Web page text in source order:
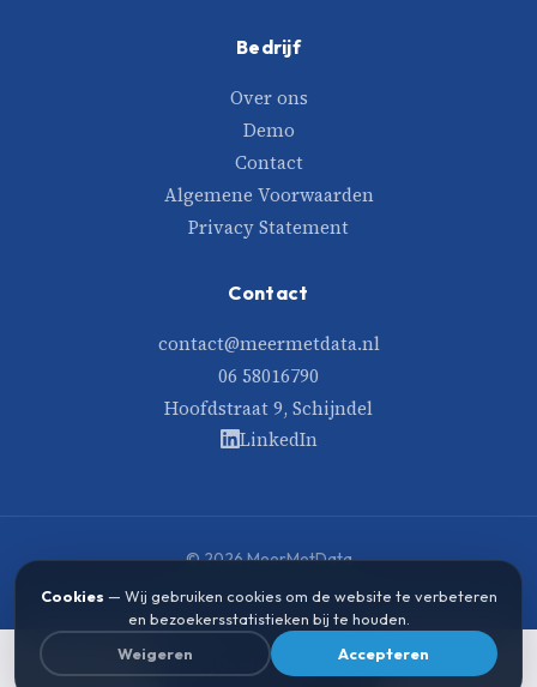
Bedrijf
Over ons
Demo
Contact
Algemene Voorwaarden
Privacy Statement
Contact
contact@meermetdata.nl
06 58016790
Hoofdstraat 9, Schijndel
LinkedIn
© 2026 MeerMetData
Gebouwd met zorg en data
Cookies — Wij gebruiken cookies om de website te verbeteren
en bezoekersstatistieken bij te houden.
Weigeren
Accepteren
Gratis gesprek